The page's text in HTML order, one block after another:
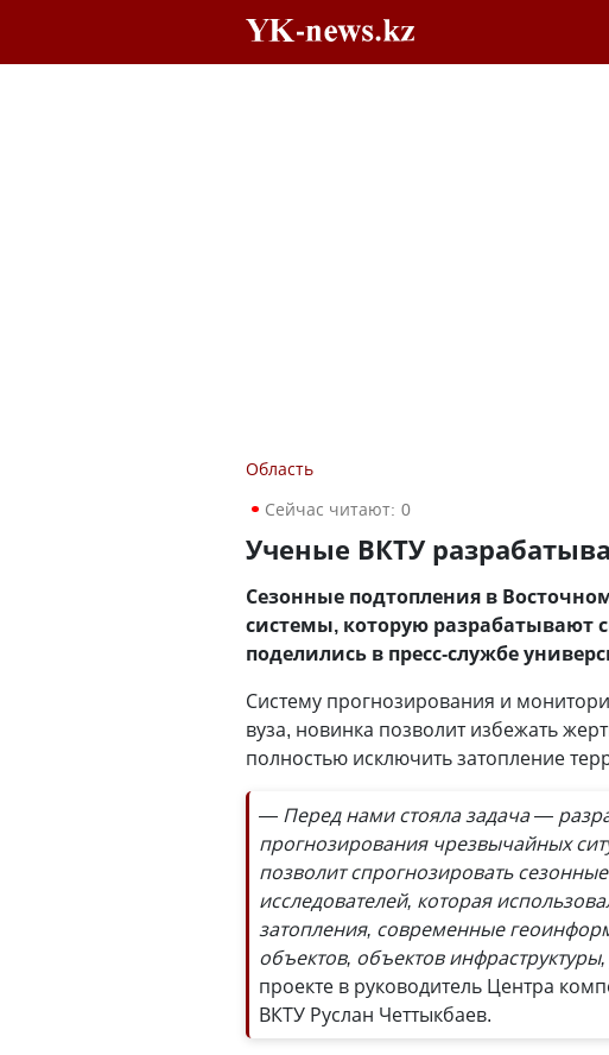
Область
Сейчас читают: 0
Ученые ВКТУ
Сезонные подтопления в
системы, которую разрабатывают
поделились в пресс-службе
Систему прогнозирования и
вуза, новинка позволит избежать
полностью исключить затопление
— Перед нами стояла задача —
прогнозирования чрезвычайных
позволит спрогнозировать
исследователей, которая
затопления, современные
объектов, объектов
проекте в руководитель Центра
ВКТУ Руслан Четтыкбаев.